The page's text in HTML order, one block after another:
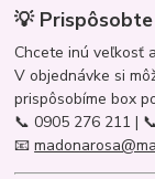
💡
Chcete inú veľkosť
V objednávke si
prispôsobíme box
📞 0905 276 211 |
📧